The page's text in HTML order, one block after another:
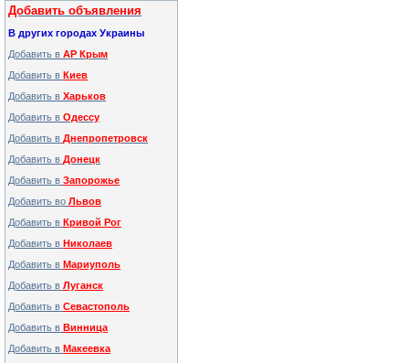
Добавить объявления
В других городах Украины
Добавить в АР Крым
Добавить в Киев
Добавить в Харьков
Добавить в Одессу
Добавить в Днепропетровск
Добавить в Донецк
Добавить в Запорожье
Добавить во Львов
Добавить в Кривой Рог
Добавить в Николаев
Добавить в Мариуполь
Добавить в Луганск
Добавить в Севастополь
Добавить в Винница
Добавить в Макеевка